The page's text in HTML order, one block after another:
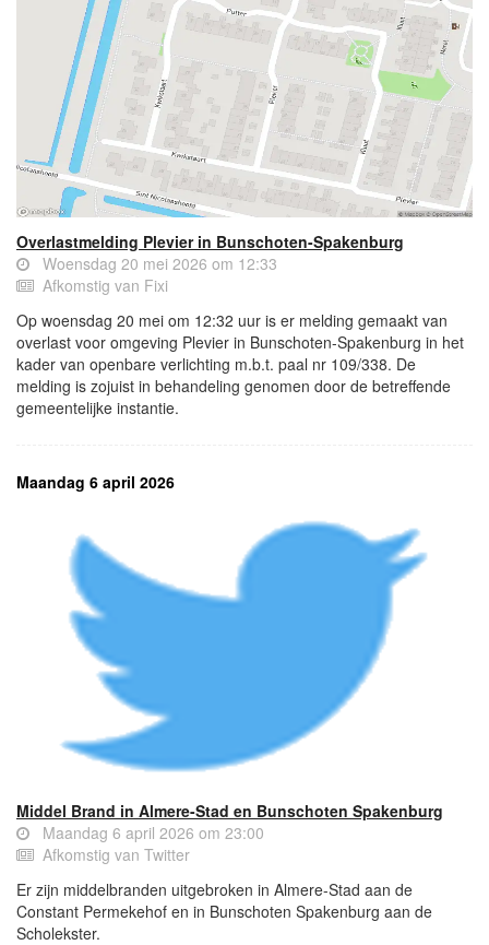
Overlastmelding Plevier in Bunschoten-Spakenburg
Woensdag 20 mei 2026 om 12:33
Afkomstig van Fixi
Op woensdag 20 mei om 12:32 uur is er melding gemaakt van
overlast voor omgeving Plevier in Bunschoten-Spakenburg in het
kader van openbare verlichting m.b.t. paal nr 109/338. De
melding is zojuist in behandeling genomen door de betreffende
gemeentelijke instantie.
Maandag 6 april 2026
Middel Brand in Almere-Stad en Bunschoten Spakenburg
Maandag 6 april 2026 om 23:00
Afkomstig van Twitter
Er zijn middelbranden uitgebroken in Almere-Stad aan de
Constant Permekehof en in Bunschoten Spakenburg aan de
Scholekster.